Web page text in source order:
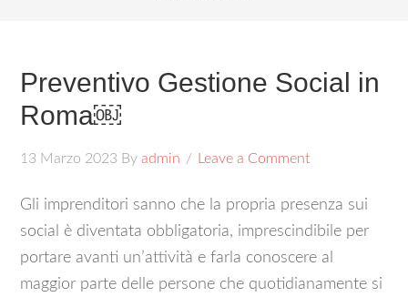
Preventivo Gestione Social in
Roma￼
13 Marzo 2023 Byadmin Leave a Comment
Gli imprenditori sanno che la propria presenza sui
social è diventata obbligatoria, imprescindibile per
portare avanti un’attività e farla conoscere al
maggior parte delle persone che quotidianamente si